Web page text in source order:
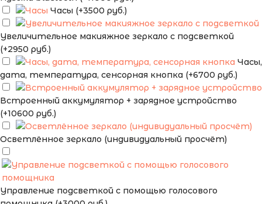
Часы (+3500 руб.)
Увеличительное макияжное зеркало с подсветкой
(+2950 руб.)
Часы,
дата, температура, сенсорная кнопка (+6700 руб.)
Встроенный аккумулятор + зарядное устройство
(+10600 руб.)
Осветлённое зеркало (индивидуальный просчёт)
Управление подсветкой с помощью голосового